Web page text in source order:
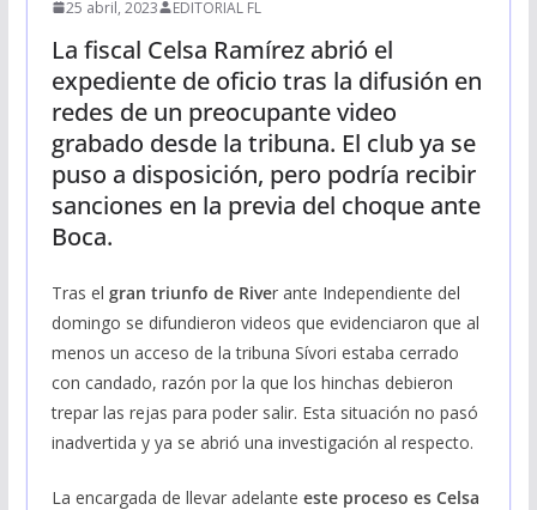
25 abril, 2023 EDITORIAL FL
La fiscal Celsa Ramírez abrió el
expediente de oficio tras la difusión en
redes de un preocupante video
grabado desde la tribuna. El club ya se
puso a disposición, pero podría recibir
sanciones en la previa del choque ante
Boca.
Tras el gran triunfo de River ante Independiente del
domingo se difundieron videos que evidenciaron que al
menos un acceso de la tribuna Sívori estaba cerrado
con candado, razón por la que los hinchas debieron
trepar las rejas para poder salir. Esta situación no pasó
inadvertida y ya se abrió una investigación al respecto.
La encargada de llevar adelante este proceso es Celsa